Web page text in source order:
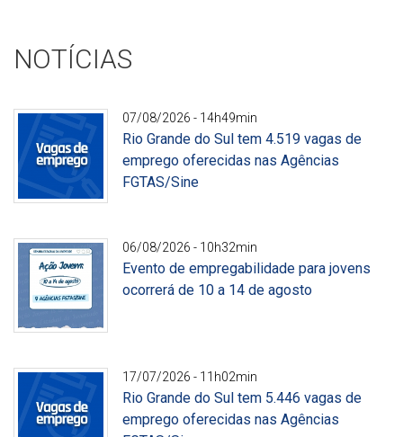
NOTÍCIAS
Divulgação
07/08/2026 - 14h49min
Rio Grande do Sul tem 4.519 vagas de
emprego oferecidas nas Agências
FGTAS/Sine
Divulgação
06/08/2026 - 10h32min
Evento de empregabilidade para jovens
ocorrerá de 10 a 14 de agosto
17/07/2026 - 11h02min
Rio Grande do Sul tem 5.446 vagas de
emprego oferecidas nas Agências